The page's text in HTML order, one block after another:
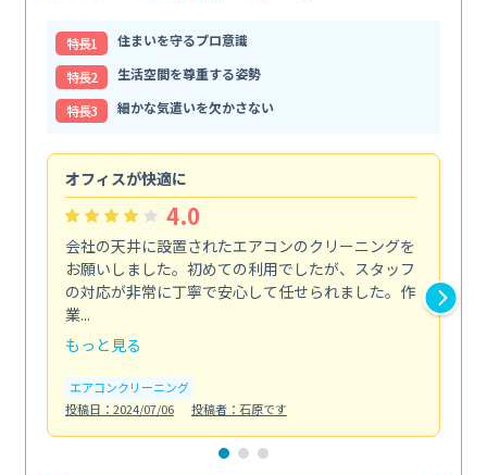
特⻑1
住まいを守るプロ意識
特⻑2
生活空間を尊重する姿勢
特⻑3
細かな気遣いを欠かさない
オフィスが快適に
4.0
会社の天井に設置されたエアコンのクリーニングを
お願いしました。初めての利用でしたが、スタッフ
の対応が非常に丁寧で安心して任せられました。作
業...
もっと見る
エアコンクリーニング
投稿日：2024/07/06
投稿者：石原です